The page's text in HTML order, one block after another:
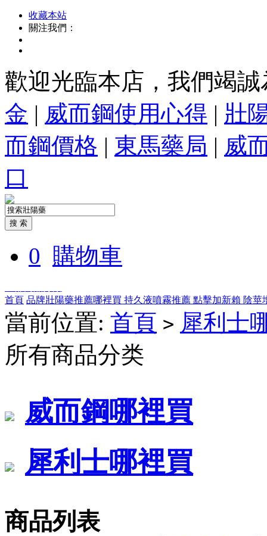
收藏本站
關注我們：
歡迎光臨本店，我們竭
金 | 威而鋼使用心得 | 壯
而鋼價格 | 東馬藥局 | 威
口
0 購物車
首頁 品牌壯陽藥推薦哪裡買 持久液噴霧推薦 點擊加新賴 陰莖
當前位置: 首頁 > 犀利士
所有商品分类
威而鋼哪裡買
犀利士哪裡買
商品列表